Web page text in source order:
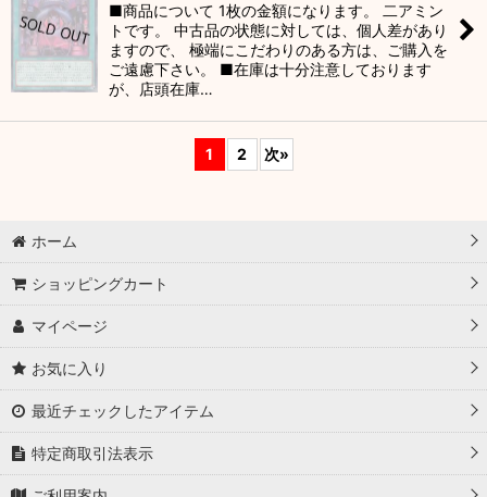
■商品について 1枚の金額になります。 二アミン
トです。 中古品の状態に対しては、個人差があり
ますので、 極端にこだわりのある方は、ご購入を
ご遠慮下さい。 ■在庫は十分注意しております
が、店頭在庫…
1 2 次»
ホーム
ショッピングカート
マイページ
お気に入り
最近チェックしたアイテム
特定商取引法表示